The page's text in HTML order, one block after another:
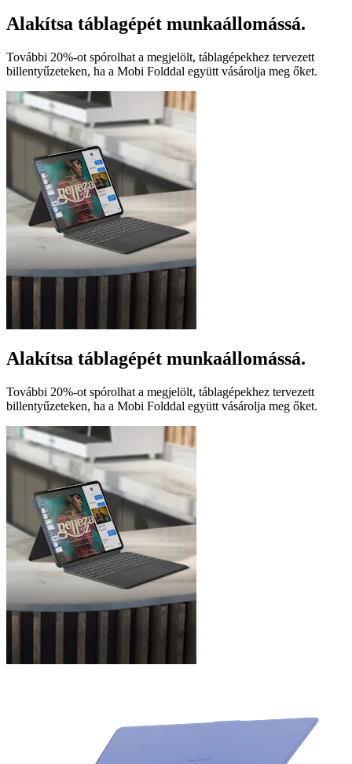
Alakítsa táblagépét munkaállomássá.
További 20%-ot spórolhat a megjelölt, táblagépekhez tervezett
billentyűzeteken, ha a Mobi Folddal együtt vásárolja meg őket.
Alakítsa táblagépét munkaállomássá.
További 20%-ot spórolhat a megjelölt, táblagépekhez tervezett
billentyűzeteken, ha a Mobi Folddal együtt vásárolja meg őket.